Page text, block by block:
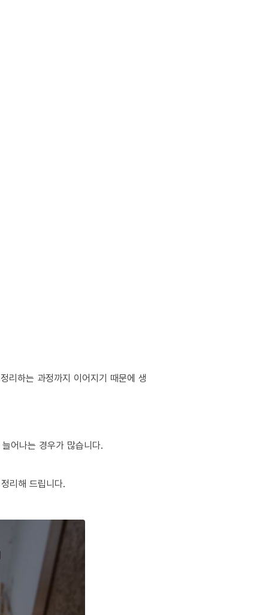
리하는 과정까지 이어지기 때문에 생
어나는 경우가 많습니다.
리해 드립니다.